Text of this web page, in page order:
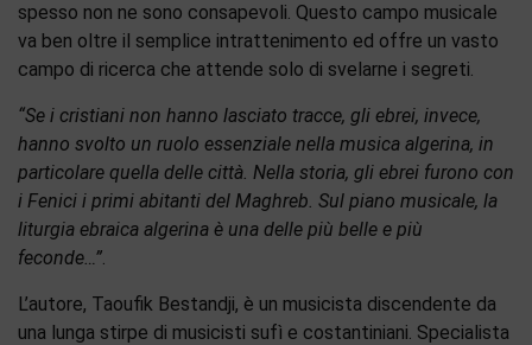
spesso non ne sono consapevoli. Questo campo musicale
va ben oltre il semplice intrattenimento ed offre un vasto
campo di ricerca che attende solo di svelarne i segreti.
“Se i cristiani non hanno lasciato tracce, gli ebrei, invece,
hanno svolto un ruolo essenziale nella musica algerina, in
particolare quella delle città. Nella storia, gli ebrei furono con
i Fenici i primi abitanti del Maghreb. Sul piano musicale, la
liturgia ebraica algerina è una delle più belle e più
feconde…”.
L’autore, Taoufik Bestandji, è un musicista discendente da
una lunga stirpe di musicisti sufì e costantiniani. Specialista